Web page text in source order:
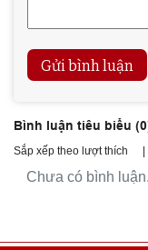
Gửi bình luận
Bình luận tiêu biểu (0
Sắp xếp theo lượt thích |
Chưa có bình